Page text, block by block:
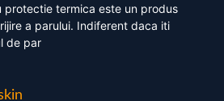
protectie termica este un produs
a parului. Indiferent daca iti
de par